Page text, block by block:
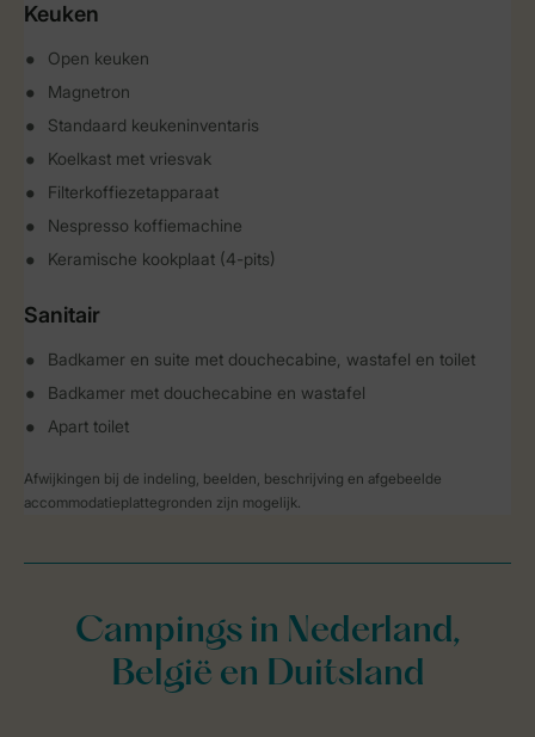
Keuken
Open keuken
Magnetron
Standaard keukeninventaris
Koelkast met vriesvak
Filterkoffiezetapparaat
Nespresso koffiemachine
Keramische kookplaat (4-pits)
Sanitair
Badkamer en suite met douchecabine, wastafel en toilet
Badkamer met douchecabine en wastafel
Apart toilet
Afwijkingen bij de indeling, beelden, beschrijving en afgebeelde
accommodatieplattegronden zijn mogelijk.
Campings in Nederland,
België en Duitsland